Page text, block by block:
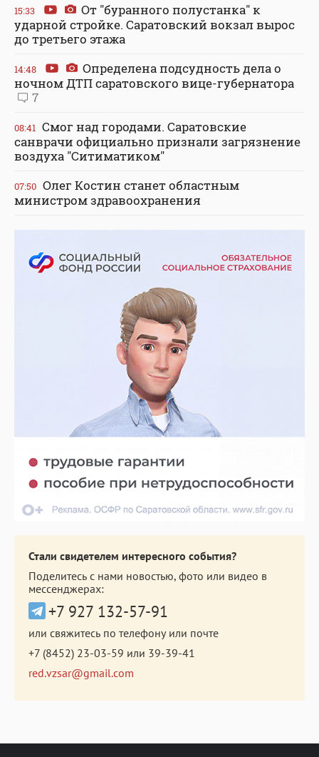
15:33
От "буранного полустанка" к
ударной стройке. Саратовский вокзал вырос
до третьего этажа
14:48
Определена подсудность дела о
ночном ДТП саратовского вице-губернатора
7
08:41 Смог над городами. Саратовские
санврачи официально признали загрязнение
воздуха "Ситиматиком"
07:50 Олег Костин станет областным
министром здравоохранения
Стали свидетелем интересного события?
Поделитесь с нами новостью, фото или видео в
мессенджерах:
+7 927 132-57-91
или свяжитесь по телефону или почте
+7 (8452) 23-03-59 или 39-39-41
red.vzsar@gmail.com